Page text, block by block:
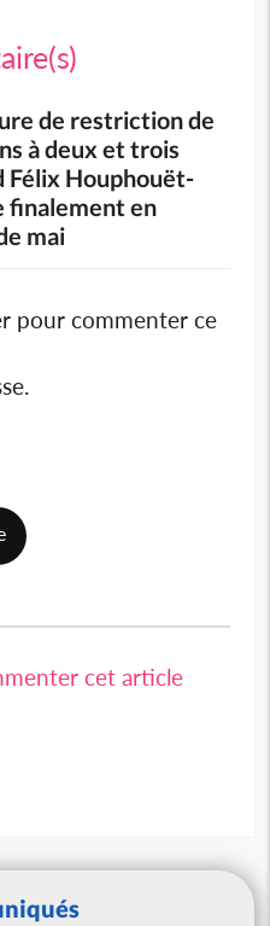
de restriction de
à deux et trois
Félix Houphouët-
finalement en
mai
pour commenter ce
cet article